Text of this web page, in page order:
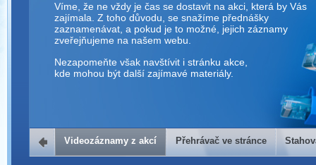
Víme, že ne vždy je čas se dostavit na akci, která by Vás
zajímala. Z toho důvodu, se snažíme přednášky
zaznamenávat, a pokud je to možné, jejich záznamy
zveřejňujeme na našem webu.
Nezapomeňte však navštívit i stránku akce,
kde mohou být další zajímavé materiály.
Přehrávač ve stránce
Videozáznamy z akcí Přehrávač ve stránce